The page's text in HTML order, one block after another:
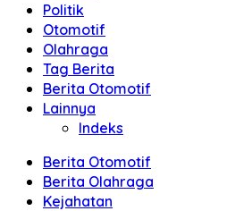
Politik
Otomotif
Olahraga
Tag Berita
Berita Otomotif
Lainnya
Indeks
Berita Otomotif
Berita Olahraga
Kejahatan